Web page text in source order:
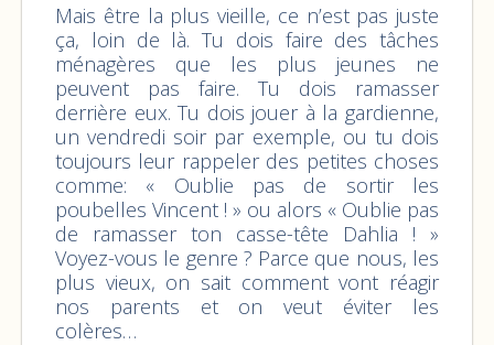
Mais être la plus vieille, ce n’est pas juste
ça, loin de là. Tu dois faire des tâches
ménagères que les plus jeunes ne
peuvent pas faire. Tu dois ramasser
derrière eux. Tu dois jouer à la gardienne,
un vendredi soir par exemple, ou tu dois
toujours leur rappeler des petites choses
comme: « Oublie pas de sortir les
poubelles Vincent ! » ou alors « Oublie pas
de ramasser ton casse-tête Dahlia ! »
Voyez-vous le genre ? Parce que nous, les
plus vieux, on sait comment vont réagir
nos parents et on veut éviter les
colères…